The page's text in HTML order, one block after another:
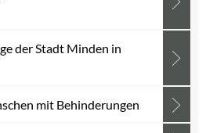
der Stadt Minden in
mit Behinderungen